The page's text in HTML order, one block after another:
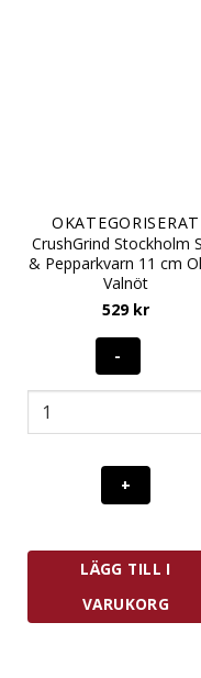
OKATEGORISERAT
CrushGrind Stockholm
& Pepparkvarn 11 cm
Valnöt
529 kr
Stockholm
Oljad
LÄGG TILL I
VARUKORG